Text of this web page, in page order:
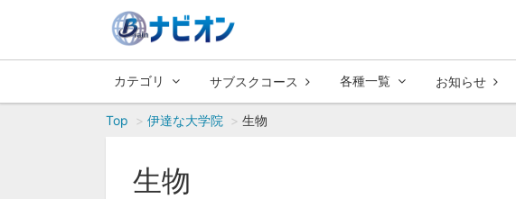
カテゴリ サブスクコース 各種一覧 お知らせ
Top 伊達な大学院 生物
生物